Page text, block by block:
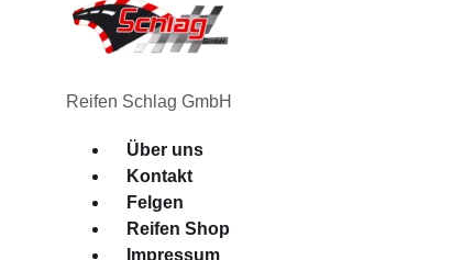
Reifen Schlag GmbH
Menü
Über uns
Kontakt
Felgen
Reifen Shop
Impressum